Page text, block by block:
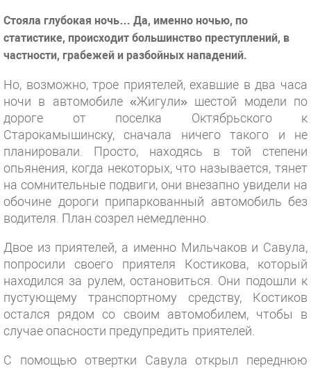
Стояла глубокая ночь… Да, именно ночью, по
статистике, происходит большинство преступлений, в
частности, грабежей и разбойных нападений.
Но, возможно, трое приятелей, ехавшие в два часа
ночи в автомобиле «Жигули» шестой модели по
дороге от поселка Октябрьского к
Старокамышинску, сначала ничего такого и не
планировали. Просто, находясь в той степени
опьянения, когда некоторых, что называется, тянет
на сомнительные подвиги, они внезапно увидели на
обочине дороги припаркованный автомобиль без
водителя. План созрел немедленно.
Двое из приятелей, а именно Мильчаков и Савула,
попросили своего приятеля Костикова, который
находился за рулем, остановиться. Они подошли к
пустующему транспортному средству, Костиков
остался рядом со своим автомобилем, чтобы в
случае опасности предупредить приятелей.
С помощью отвертки Савула открыл переднюю